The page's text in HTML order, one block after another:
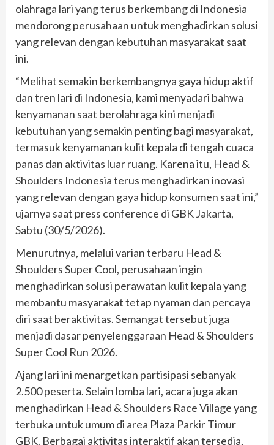
olahraga lari yang terus berkembang di Indonesia
mendorong perusahaan untuk menghadirkan solusi
yang relevan dengan kebutuhan masyarakat saat
ini.
“Melihat semakin berkembangnya gaya hidup aktif
dan tren lari di Indonesia, kami menyadari bahwa
kenyamanan saat berolahraga kini menjadi
kebutuhan yang semakin penting bagi masyarakat,
termasuk kenyamanan kulit kepala di tengah cuaca
panas dan aktivitas luar ruang. Karena itu, Head &
Shoulders Indonesia terus menghadirkan inovasi
yang relevan dengan gaya hidup konsumen saat ini,”
ujarnya saat press conference di GBK Jakarta,
Sabtu (30/5/2026).
Menurutnya, melalui varian terbaru Head &
Shoulders Super Cool, perusahaan ingin
menghadirkan solusi perawatan kulit kepala yang
membantu masyarakat tetap nyaman dan percaya
diri saat beraktivitas. Semangat tersebut juga
menjadi dasar penyelenggaraan Head & Shoulders
Super Cool Run 2026.
Ajang lari ini menargetkan partisipasi sebanyak
2.500 peserta. Selain lomba lari, acara juga akan
menghadirkan Head & Shoulders Race Village yang
terbuka untuk umum di area Plaza Parkir Timur
GBK. Berbagai aktivitas interaktif akan tersedia,